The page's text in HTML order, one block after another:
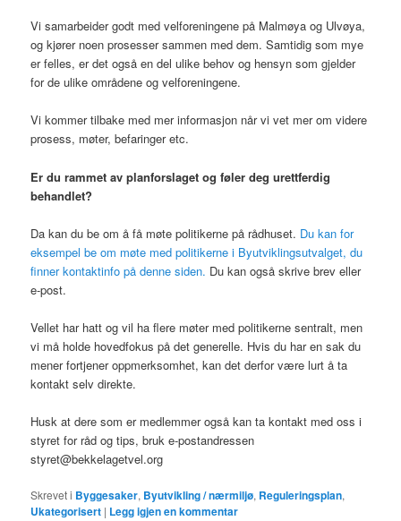
Vi samarbeider godt med velforeningene på Malmøya og Ulvøya,
og kjører noen prosesser sammen med dem. Samtidig som mye
er felles, er det også en del ulike behov og hensyn som gjelder
for de ulike områdene og velforeningene.
Vi kommer tilbake med mer informasjon når vi vet mer om videre
prosess, møter, befaringer etc.
Er du rammet av planforslaget og føler deg urettferdig
behandlet?
Da kan du be om å få møte politikerne på rådhuset. Du kan for
eksempel be om møte med politikerne i Byutviklingsutvalget, du
finner kontaktinfo på denne siden. Du kan også skrive brev eller
e-post.
Vellet har hatt og vil ha flere møter med politikerne sentralt, men
vi må holde hovedfokus på det generelle. Hvis du har en sak du
mener fortjener oppmerksomhet, kan det derfor være lurt å ta
kontakt selv direkte.
Husk at dere som er medlemmer også kan ta kontakt med oss i
styret for råd og tips, bruk e-postandressen
styret@bekkelagetvel.org
Skrevet i Byggesaker, Byutvikling / nærmiljø, Reguleringsplan,
Ukategorisert | Legg igjen en kommentar